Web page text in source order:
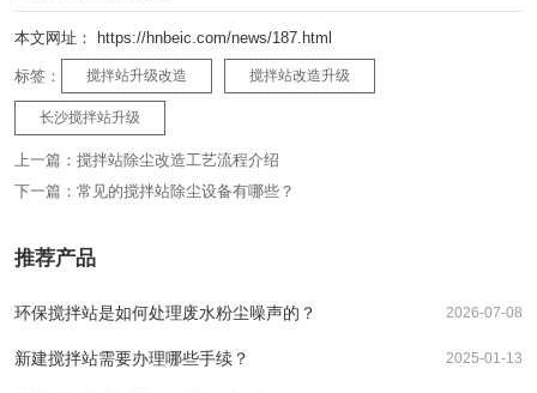
本文网址： https://hnbeic.com/news/187.html
标签： 搅拌站升级改造 搅拌站改造升级
长沙搅拌站升级
上一篇： 搅拌站除尘改造工艺流程介绍
下一篇： 常见的搅拌站除尘设备有哪些？
推荐产品
2026-07-08
环保搅拌站是如何处理废水粉尘噪声的？
2025-01-13
新建搅拌站需要办理哪些手续？